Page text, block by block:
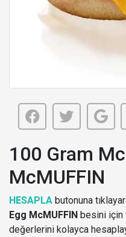
100 Gram
McMUFFIN
HESAPLA butonuna
Egg McMUFFIN besini için
değerlerini kolayca